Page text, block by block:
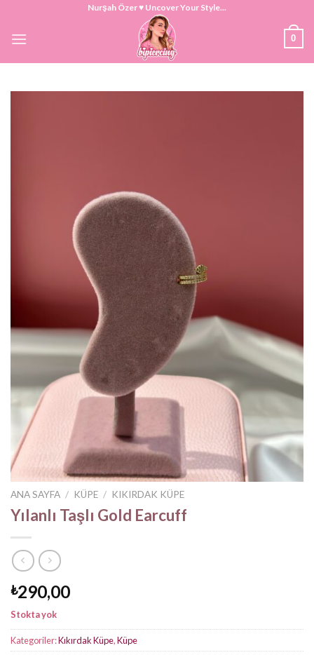
content
Nurşah Özer ♥ Uncover Your Style...
0
ANA SAYFA / KÜPE / KIKIRDAK KÜPE
Yılanlı Taşlı Gold Earcuff
₺290,00
Stokta yok
Kategoriler:Kıkırdak Küpe,Küpe